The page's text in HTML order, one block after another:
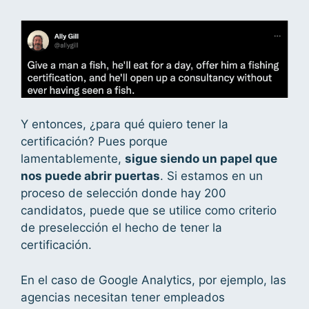
Y entonces, ¿para qué quiero tener la
certificación? Pues porque
lamentablemente, sigue siendo un papel que
nos puede abrir puertas. Si estamos en un
proceso de selección donde hay 200
candidatos, puede que se utilice como criterio
de preselección el hecho de tener la
certificación.
En el caso de Google Analytics, por ejemplo, las
agencias necesitan tener empleados